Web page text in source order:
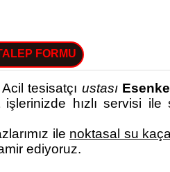
FORMU
tesisatçı ustası
hızlı servisi ile
ile noktasal su
ediyoruz.